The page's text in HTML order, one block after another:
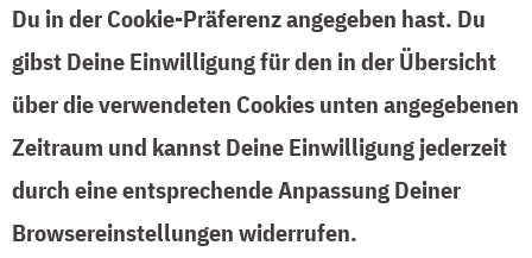
Du in der Cookie-Präferenz angegeben hast. Du
gibst Deine Einwilligung für den in der Übersicht
über die verwendeten Cookies unten angegebenen
Zeitraum und kannst Deine Einwilligung jederzeit
durch eine entsprechende Anpassung Deiner
Browsereinstellungen widerrufen.